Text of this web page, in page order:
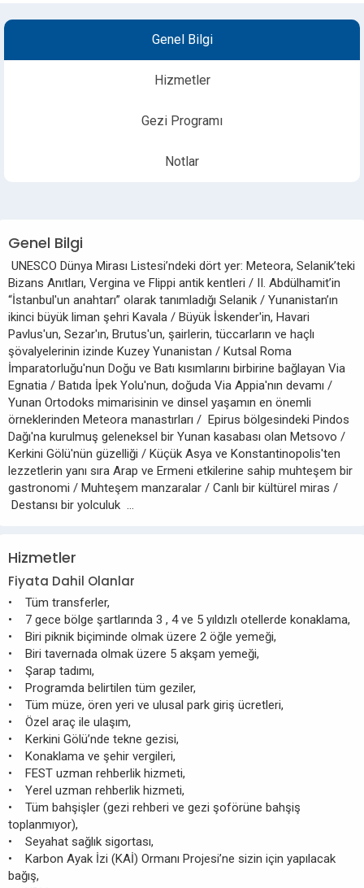
Genel Bilgi
Hizmetler
Gezi Programı
Notlar
Genel Bilgi
UNESCO Dünya Mirası Listesi’ndeki dört yer: Meteora, Selanik’teki
Bizans Anıtları, Vergina ve Flippi antik kentleri / II. Abdülhamit’in
“İstanbul'un anahtarı” olarak tanımladığı Selanik / Yunanistan’ın
ikinci büyük liman şehri Kavala / Büyük İskender'in, Havari
Pavlus'un, Sezar'ın, Brutus'un, şairlerin, tüccarların ve haçlı
şövalyelerinin izinde Kuzey Yunanistan / Kutsal Roma
İmparatorluğu'nun Doğu ve Batı kısımlarını birbirine bağlayan Via
Egnatia / Batıda İpek Yolu'nun, doğuda Via Appia'nın devamı /
Yunan Ortodoks mimarisinin ve dinsel yaşamın en önemli
örneklerinden Meteora manastırları / Epirus bölgesindeki Pindos
Dağı'na kurulmuş geleneksel bir Yunan kasabası olan Metsovo /
Kerkini Gölü'nün güzelliği / Küçük Asya ve Konstantinopolis'ten
lezzetlerin yanı sıra Arap ve Ermeni etkilerine sahip muhteşem bir
gastronomi / Muhteşem manzaralar / Canlı bir kültürel miras /
Destansı bir yolculuk …
Hizmetler
Fiyata Dahil Olanlar
• Tüm transferler,
• 7 gece bölge şartlarında 3 , 4 ve 5 yıldızlı otellerde konaklama,
• Biri piknik biçiminde olmak üzere 2 öğle yemeği,
• Biri tavernada olmak üzere 5 akşam yemeği,
• Şarap tadımı,
• Programda belirtilen tüm geziler,
• Tüm müze, ören yeri ve ulusal park giriş ücretleri,
• Özel araç ile ulaşım,
• Kerkini Gölü’nde tekne gezisi,
• Konaklama ve şehir vergileri,
• FEST uzman rehberlik hizmeti,
• Yerel uzman rehberlik hizmeti,
• Tüm bahşişler (gezi rehberi ve gezi şoförüne bahşiş
toplanmıyor),
• Seyahat sağlık sigortası,
• Karbon Ayak İzi (KAİ) Ormanı Projesi’ne sizin için yapılacak
bağış,